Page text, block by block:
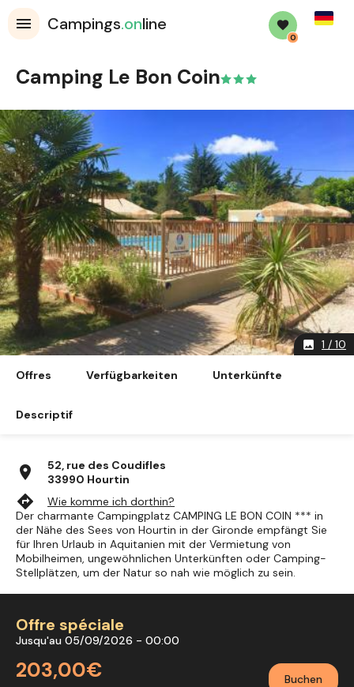
Campings.online
0
Camping Le Bon Coin
image 1 / 10
Offres Verfügbarkeiten Unterkünfte
Descriptif
location_on
52, rue des Coudifles
33990 Hourtin
directions
Wie komme ich dorthin?
Der charmante Campingplatz CAMPING LE BON COIN *** in
der Nähe des Sees von Hourtin in der Gironde empfängt Sie
für Ihren Urlaub in Aquitanien mit der Vermietung von
Mobilheimen, ungewöhnlichen Unterkünften oder Camping-
Stellplätzen, um der Natur so nah wie möglich zu sein.
Offre spéciale
Jusqu'au 05/09/2026 - 00:00
203,00€ Buchen